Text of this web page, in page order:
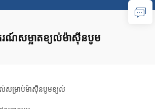
ណ៍សម្អាតខ្យល់ម៉ាស៊ីនបូម
សម្រាប់ម៉ាសុីនបូមខ្យល់